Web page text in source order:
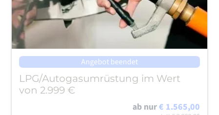
Angebot beendet
LPG/Autogasumrüstung im Wert
von 2.999 €
ab nur€ 1.565,00